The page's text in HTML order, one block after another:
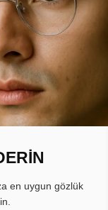
en uygun gözlük